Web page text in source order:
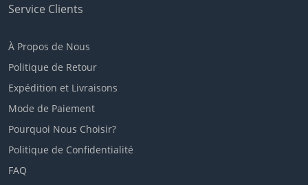
Service Clients
À Propos de Nous
Politique de Retour
Expédition et Livraisons
Mode de Paiement
Pourquoi Nous Choisir?
Politique de Confidentialité
FAQ